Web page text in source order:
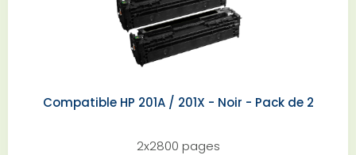
Compatible HP 201A / 201X - Noir - Pack de 2
2x2800 pages